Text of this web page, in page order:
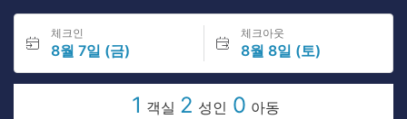
체크인
8월 7일 (금)
체크아웃
8월 8일 (토)
1 객실 2 성인 0 아동